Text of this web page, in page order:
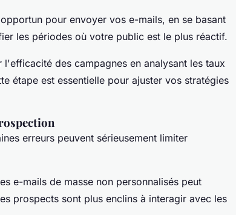
pour envoyer vos e-mails, en se basant
les périodes où votre public est le plus réactif.
l'efficacité des campagnes en analysant les taux
étape est essentielle pour ajuster vos stratégies
erreurs peuvent sérieusement limiter
e-mails de masse non personnalisés peut
prospects sont plus enclins à interagir avec les